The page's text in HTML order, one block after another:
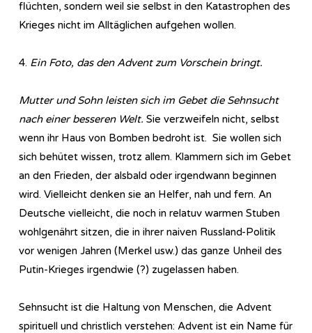
flüchten, sondern weil sie selbst in den Katastrophen des
Krieges nicht im Alltäglichen aufgehen wollen.
4. Ein Foto, das den Advent zum Vorschein bringt.
Mutter und Sohn leisten sich im Gebet die Sehnsucht
nach einer besseren Welt. Sie verzweifeln nicht, selbst
wenn ihr Haus von Bomben bedroht ist. Sie wollen sich
sich behütet wissen, trotz allem. Klammern sich im Gebet
an den Frieden, der alsbald oder irgendwann beginnen
wird. Vielleicht denken sie an Helfer, nah und fern. An
Deutsche vielleicht, die noch in relatuv warmen Stuben
wohlgenährt sitzen, die in ihrer naiven Russland-Politik
vor wenigen Jahren (Merkel usw.) das ganze Unheil des
Putin-Krieges irgendwie (?) zugelassen haben.
Sehnsucht ist die Haltung von Menschen, die Advent
spirituell und christlich verstehen: Advent ist ein Name für